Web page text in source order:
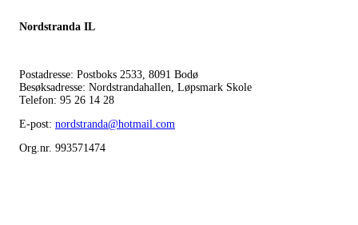
Nordstranda IL
Postadresse: Postboks 2533, 8091 Bodø
Besøksadresse: Nordstrandahallen, Løpsmark Skole
Telefon: 95 26 14 28
E-post: nordstranda@hotmail.com
Org.nr. 993571474